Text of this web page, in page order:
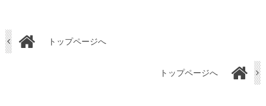
トップページへ
トップページへ